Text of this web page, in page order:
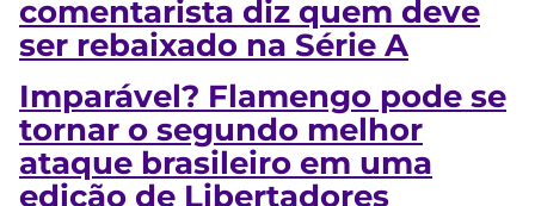
comentarista diz quem deve
ser rebaixado na Série A
Imparável? Flamengo pode se
tornar o segundo melhor
ataque brasileiro em uma
edição de Libertadores